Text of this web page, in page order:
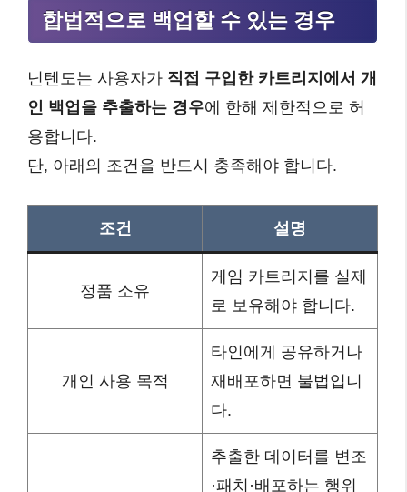
합법적으로 백업할 수 있는 경우
닌텐도는 사용자가 직접 구입한 카트리지에서 개
인 백업을 추출하는 경우에 한해 제한적으로 허
용합니다.
단, 아래의 조건을 반드시 충족해야 합니다.
조건 설명
정품 소유
게임 카트리지를 실제
로 보유해야 합니다.
개인 사용 목적
타인에게 공유하거나
재배포하면 불법입니
다.
추출한 데이터를 변조
·패치·배포하는 행위